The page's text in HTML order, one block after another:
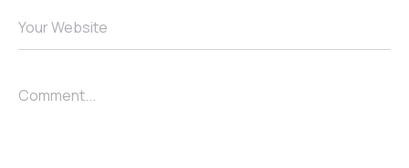
Your Website
Comment...